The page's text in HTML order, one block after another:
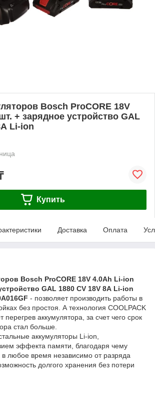
Bosch ProCORE 18V
+ зарядное устройство GAL
Li-ion
Купить
Доставка Оплата
Bosch ProCORE 18V 4.0Ah Li-ion
GAL 1880 CV 18V 8А Li-ion
- позволяет производить работы в
без простоя. А технология COOLPACK
аккумулятора, за счет чего срок
стал больше.
аккумуляторы Li-ion,
эффекта памяти, благодаря чему
в любое время независимо от разряда
долгого хранения без потери